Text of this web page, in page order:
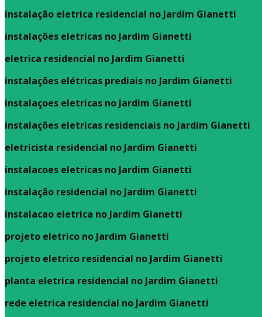
instalação eletrica residencial no Jardim Gianetti
instalações eletricas no Jardim Gianetti
eletrica residencial no Jardim Gianetti
instalações elétricas prediais no Jardim Gianetti
instalaçoes eletricas no Jardim Gianetti
instalações eletricas residenciais no Jardim Gianetti
eletricista residencial no Jardim Gianetti
instalacoes eletricas no Jardim Gianetti
instalação residencial no Jardim Gianetti
instalacao eletrica no Jardim Gianetti
projeto eletrico no Jardim Gianetti
projeto eletrico residencial no Jardim Gianetti
planta eletrica residencial no Jardim Gianetti
rede eletrica residencial no Jardim Gianetti